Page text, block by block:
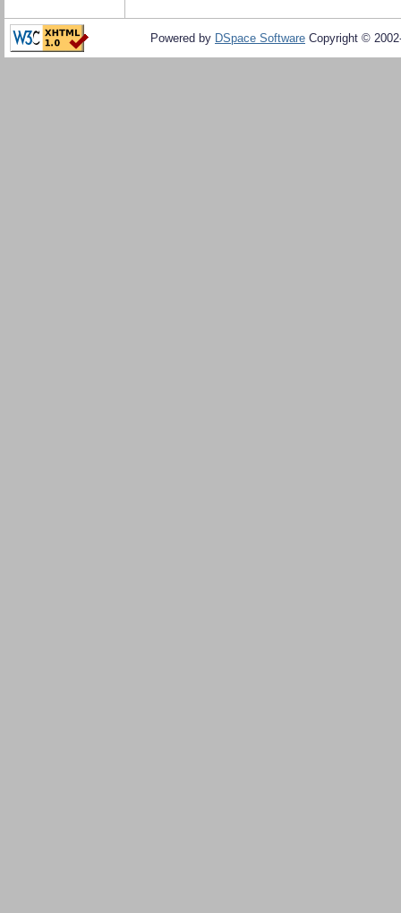
Powered by DSpace Software Copyright ©